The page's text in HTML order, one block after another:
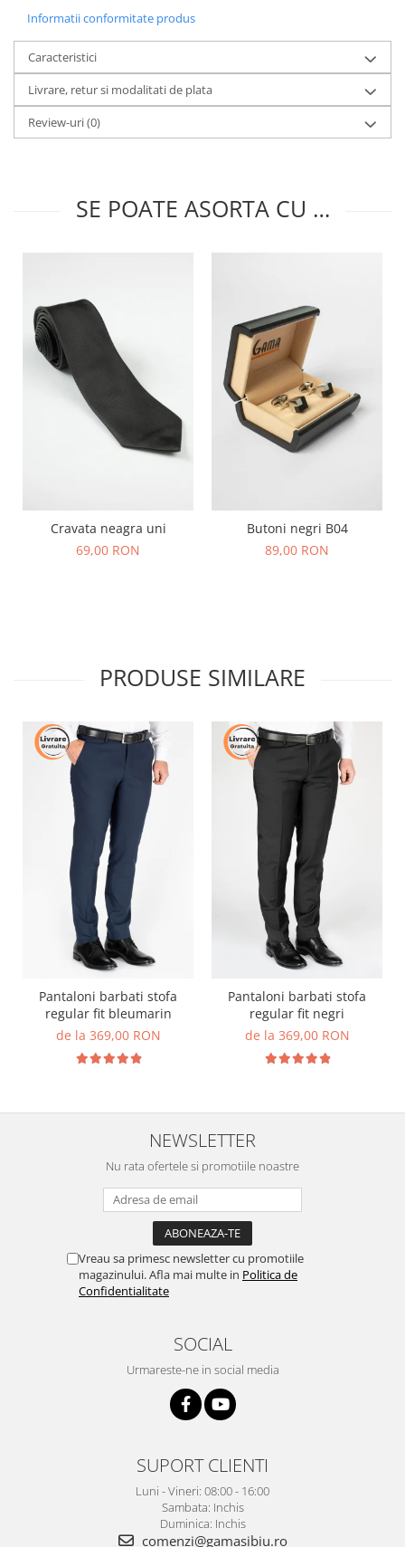
Informatii conformitate produs
Caracteristici
Livrare, retur si modalitati de plata
Review-uri(0)
SE POATE ASORTA CU …
Cravata neagra uni
69,00 RON
Butoni negri B04
89,00 RON
PRODUSE SIMILARE
Pantaloni barbati stofa
regular fit bleumarin
de la 369,00 RON
Pantaloni barbati stofa
regular fit negri
de la 369,00 RON
NEWSLETTER
Nu rata ofertele si promotiile noastre
Vreau sa primesc newsletter cu promotiile
magazinului. Afla mai multe in Politica de
Confidentialitate
SOCIAL
Urmareste-ne in social media
SUPORT CLIENTI
Luni - Vineri: 08:00 - 16:00
Sambata: Inchis
Duminica: Inchis
comenzi@gamasibiu.ro